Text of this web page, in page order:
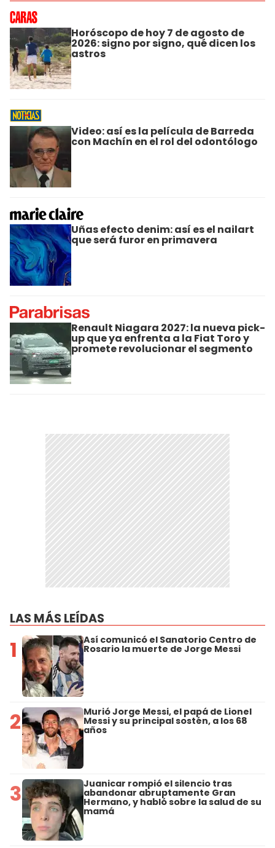
Horóscopo de hoy 7 de agosto de
2026: signo por signo, qué dicen los
astros
Video: así es la película de Barreda
con Machín en el rol del odontólogo
Uñas efecto denim: así es el nailart
que será furor en primavera
Renault Niagara 2027: la nueva pick-
up que ya enfrenta a la Fiat Toro y
promete revolucionar el segmento
LAS MÁS LEÍDAS
1 Así comunicó el Sanatorio Centro de
Rosario la muerte de Jorge Messi
2 Murió Jorge Messi, el papá de Lionel
Messi y su principal sostén, a los 68
años
3 Juanicar rompió el silencio tras
abandonar abruptamente Gran
Hermano, y habló sobre la salud de su
mamá